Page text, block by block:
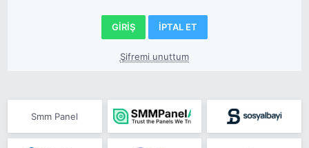
Şifremi unuttum
Smm Panel